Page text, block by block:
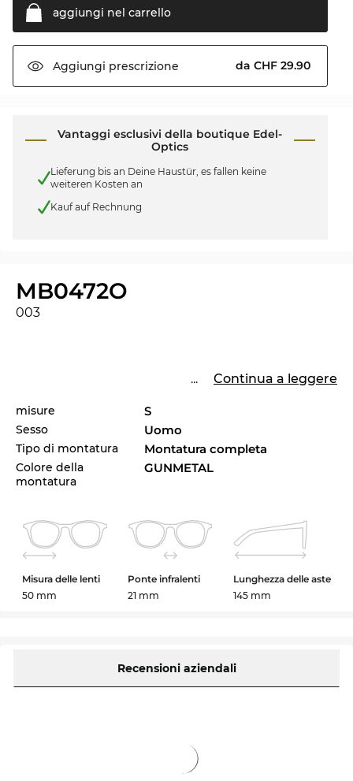
aggiungi nel carrello
Aggiungi prescrizione da CHF 29.90
Vantaggi esclusivi della boutique Edel-
Optics
Lieferung bis an Deine Haustür, es fallen keine
weiteren Kosten an
Kauf auf Rechnung
MB0472O
003
... Continua a leggere
misure S
Sesso Uomo
Tipo di montatura Montatura completa
Colore della
montatura
GUNMETAL
Misura delle lenti
50 mm
Ponte infralenti
21 mm
Lunghezza delle aste
145 mm
Recensioni aziendali